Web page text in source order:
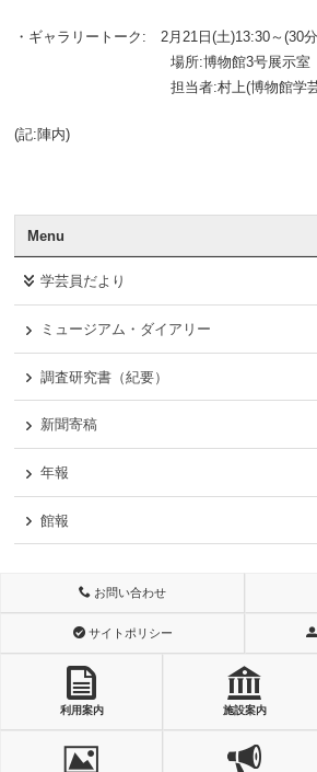
・ギャラリートーク:2月21 日(土)13:30～(30
場所:博物館3号展示室
担当者:村上(博物館学芸
(記:陣内)
Menu
学芸員だより
ミュージアム・ダイアリー
調査研究書（紀要）
新聞寄稿
年報
館報
お問い合わせ
サイトポリシー
利用案内 施設案内